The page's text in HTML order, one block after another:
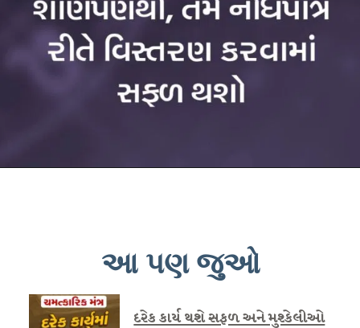
આ પણ જુઓ
દરેક કાર્ય થશે સફળ અને મુશ્કેલીઓ